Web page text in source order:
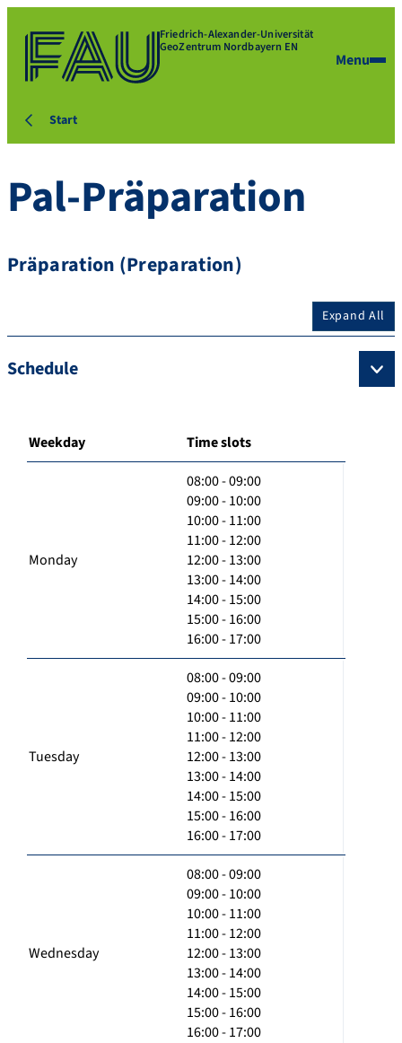
Friedrich-Alexander-Universität
GeoZentrum Nordbayern EN
Menu
Start
Pal-Präparation
Präparation (Preparation)
Expand All
Schedule
Weekday Time slots
Monday
08:00 - 09:00
09:00 - 10:00
10:00 - 11:00
11:00 - 12:00
12:00 - 13:00
13:00 - 14:00
14:00 - 15:00
15:00 - 16:00
16:00 - 17:00
Tuesday
08:00 - 09:00
09:00 - 10:00
10:00 - 11:00
11:00 - 12:00
12:00 - 13:00
13:00 - 14:00
14:00 - 15:00
15:00 - 16:00
16:00 - 17:00
Wednesday
08:00 - 09:00
09:00 - 10:00
10:00 - 11:00
11:00 - 12:00
12:00 - 13:00
13:00 - 14:00
14:00 - 15:00
15:00 - 16:00
16:00 - 17:00